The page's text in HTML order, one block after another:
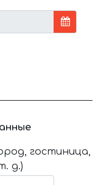
гостиница,
д.)